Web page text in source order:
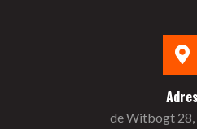
Adres
de Witbogt 28,